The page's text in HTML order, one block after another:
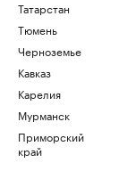
Татарстан
Тюмень
Черноземье
Кавказ
Карелия
Мурманск
Приморский
край